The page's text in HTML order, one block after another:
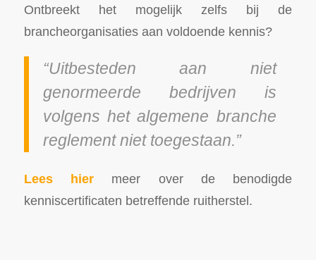
Ontbreekt het mogelijk zelfs bij de
brancheorganisaties aan voldoende kennis?
“Uitbesteden aan niet
genormeerde bedrijven is
volgens het algemene branche
reglement niet toegestaan.”
Lees hiermeer over de benodigde
kenniscertificaten betreffende ruitherstel.